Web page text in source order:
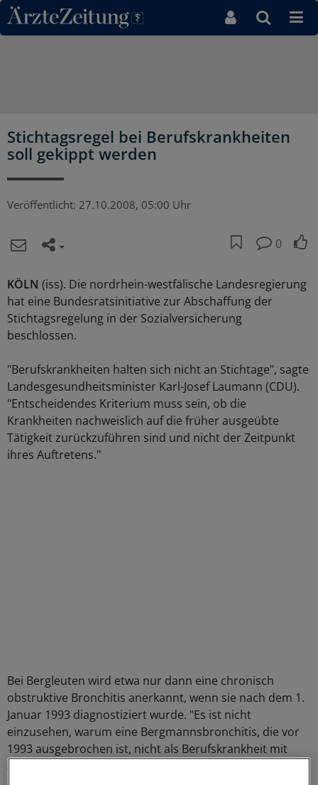
Direkt zum Inhaltsbereich
Stichtagsregel bei Berufskrankheiten
soll gekippt werden
Veröffentlicht: 27.10.2008, 05:00 Uhr
0
KÖLN (iss). Die nordrhein-westfälische Landesregierung
hat eine Bundesratsinitiative zur Abschaffung der
Stichtagsregelung in der Sozialversicherung
beschlossen.
"Berufskrankheiten halten sich nicht an Stichtage", sagte
Landesgesundheitsminister Karl-Josef Laumann (CDU).
"Entscheidendes Kriterium muss sein, ob die
Krankheiten nachweislich auf die früher ausgeübte
Tätigkeit zurückzuführen sind und nicht der Zeitpunkt
ihres Auftretens."
Bei Bergleuten wird etwa nur dann eine chronisch
obstruktive Bronchitis anerkannt, wenn sie nach dem 1.
Januar 1993 diagnostiziert wurde. "Es ist nicht
einzusehen, warum eine Bergmannsbronchitis, die vor
1993 ausgebrochen ist, nicht als Berufskrankheit mit
allen dazugehörigen Sozialleistungen anerkannt wird,